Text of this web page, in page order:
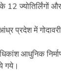
12 ज्योतिर्लिंगों
प्रदेश में
आधुनिक
गये।